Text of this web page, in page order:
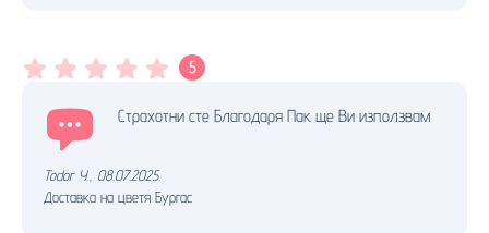
5
Страхотни сте Благодаря Пак ще Ви използвам
Todor Y. 08.07.2025.
Доставка на цветя Бургас